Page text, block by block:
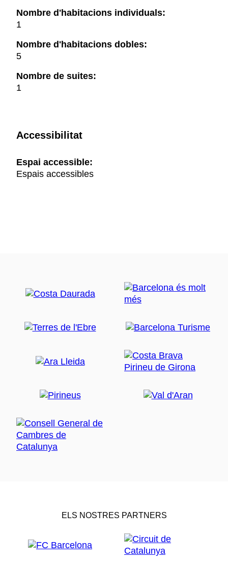
Nombre d'habitacions individuals:
1
Nombre d'habitacions dobles:
5
Nombre de suites:
1
Accessibilitat
Espai accessible:
Espais accessibles
ELS NOSTRES PARTNERS